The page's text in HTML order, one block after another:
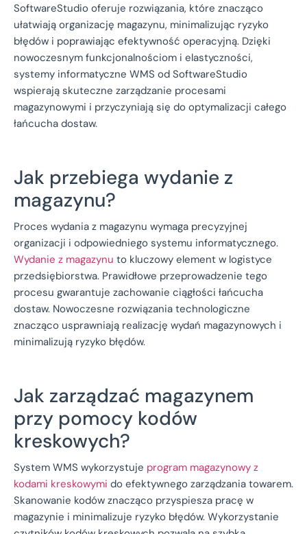
SoftwareStudio oferuje rozwiązania, które znacząco
ułatwiają organizację magazynu, minimalizując ryzyko
błędów i poprawiając efektywność operacyjną. Dzięki
nowoczesnym funkcjonalnościom i elastyczności,
systemy informatyczne WMS od SoftwareStudio
wspierają skuteczne zarządzanie procesami
magazynowymi i przyczyniają się do optymalizacji całego
łańcucha dostaw.
Jak przebiega wydanie z
magazynu?
Proces wydania z magazynu wymaga precyzyjnej
organizacji i odpowiedniego systemu informatycznego.
Wydanie z magazynu to kluczowy element w logistyce
przedsiębiorstwa. Prawidłowe przeprowadzenie tego
procesu gwarantuje zachowanie ciągłości łańcucha
dostaw. Nowoczesne rozwiązania technologiczne
znacząco usprawniają realizację wydań magazynowych i
minimalizują ryzyko błędów.
Jak zarządzać magazynem
przy pomocy kodów
kreskowych?
System WMS wykorzystuje program magazynowy z
kodami kreskowymi do efektywnego zarządzania towarem.
Skanowanie kodów znacząco przyspiesza pracę w
magazynie i minimalizuje ryzyko błędów. Wykorzystanie